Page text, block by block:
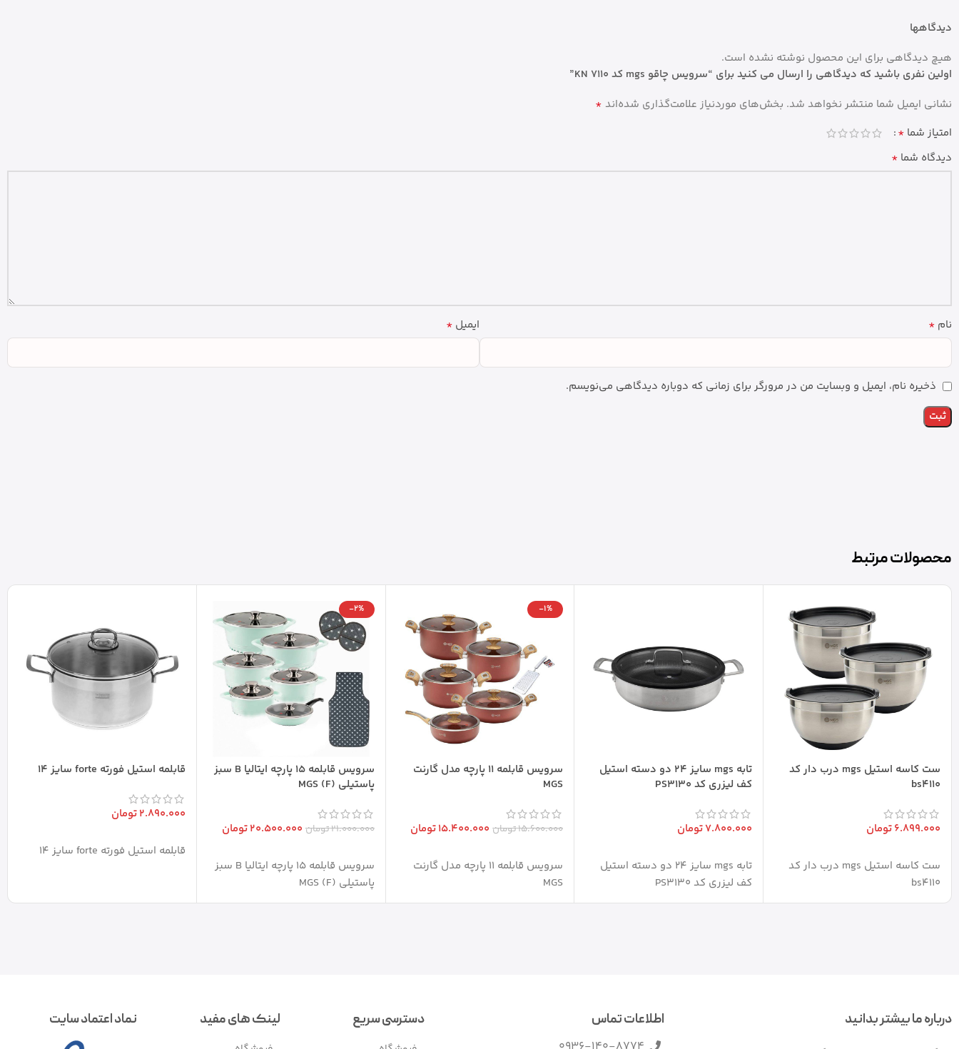
دیدگاهها
هیچ دیدگاهی برای این محصول نوشته نشده است.
اولین نفری باشید که دیدگاهی را ارسال می کنید برای “سرویس چاقو mgs کد KN 7110”
نشانی ایمیل شما منتشر نخواهد شد. بخش‌های موردنیاز علامت‌گذاری شده‌اند *
امتیاز شما *
دیدگاه شما *
نام * ایمیل *
ذخیره نام، ایمیل و وبسایت من در مرورگر برای زمانی که دوباره دیدگاهی می‌نویسم.
محصولات مرتبط
ست کاسه استیل mgs درب دار کد
bs4110
6.899.000تومان
ست کاسه استیل mgs درب دار کد
bs4110
تابه mgs سایز 24 دو دسته استیل
کف لیزری کد PS3130
7.800.000تومان
تابه mgs سایز 24 دو دسته استیل
کف لیزری کد PS3130
-1%
سرویس قابلمه 11 پارچه مدل گارنت
MGS
15.600.000تومان 15.400.000تومان
سرویس قابلمه 11 پارچه مدل گارنت
MGS
-2%
سرویس قابلمه 15 پارچه ایتالیا B سبز
پاستیلی MGS (F)
21.000.000تومان 20.500.000تومان
سرویس قابلمه 15 پارچه ایتالیا B سبز
پاستیلی MGS (F)
قابلمه استیل فورته forte سایز 14
2.890.000تومان
قابلمه استیل فورته forte سایز 14
درباره ما بیشتر بدانید
اطلاعات تماس
دسترسی سریع لینک های مفید نماد اعتماد سایت